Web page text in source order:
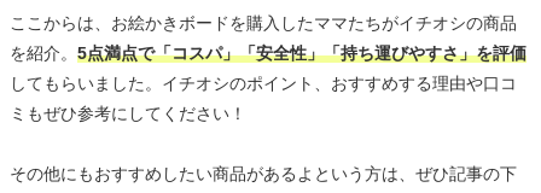
ここからは、お絵かきボードを購入したママたちがイチオシの商品
を紹介。 5点満点で「コスパ」「安全性」「持ち運びやすさ」を評価
してもらいました。イチオシのポイント、おすすめする理由や口コ
ミもぜひ参考にしてください！
その他にもおすすめしたい商品があるよという方は、ぜひ記事の下